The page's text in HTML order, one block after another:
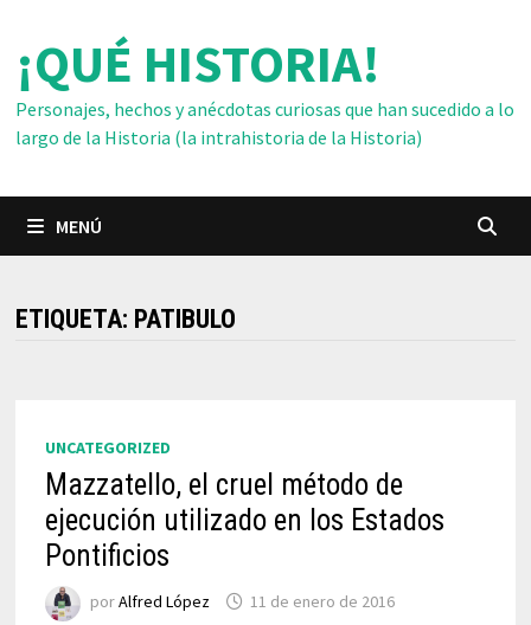
contenido
¡QUÉ HISTORIA!
Personajes, hechos y anécdotas curiosas que han sucedido a lo
largo de la Historia (la intrahistoria de la Historia)
MENÚ
ETIQUETA: PATIBULO
UNCATEGORIZED
Mazzatello, el cruel método de
ejecución utilizado en los Estados
Pontificios
porAlfred López 11 de enero de 2016